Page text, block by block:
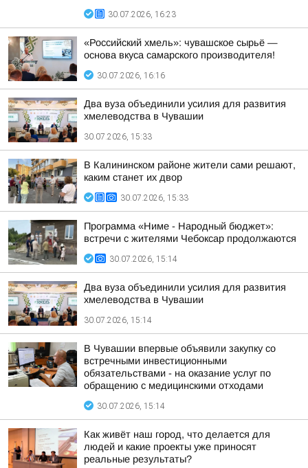
30.07.2026, 16:23
«Российский хмель»: чувашское сырьё —
основа вкуса самарского производителя!
30.07.2026, 16:16
Два вуза объединили усилия для развития
хмелеводства в Чувашии
30.07.2026, 15:33
В Калининском районе жители сами решают,
каким станет их двор
30.07.2026, 15:33
Программа «Ниме - Народный бюджет»:
встречи с жителями Чебоксар продолжаются
30.07.2026, 15:14
Два вуза объединили усилия для развития
хмелеводства в Чувашии
30.07.2026, 15:14
В Чувашии впервые объявили закупку со
встречными инвестиционными
обязательствами - на оказание услуг по
обращению с медицинскими отходами
30.07.2026, 15:14
Как живёт наш город, что делается для
людей и какие проекты уже приносят
реальные результаты?